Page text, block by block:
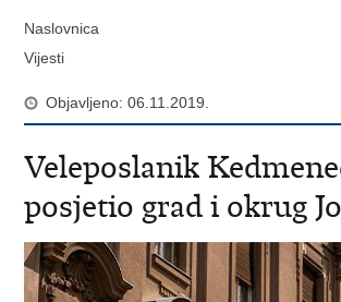
Naslovnica
Vijesti
Objavljeno: 06.11.2019.
Veleposlanik
posjetio grad i okrug